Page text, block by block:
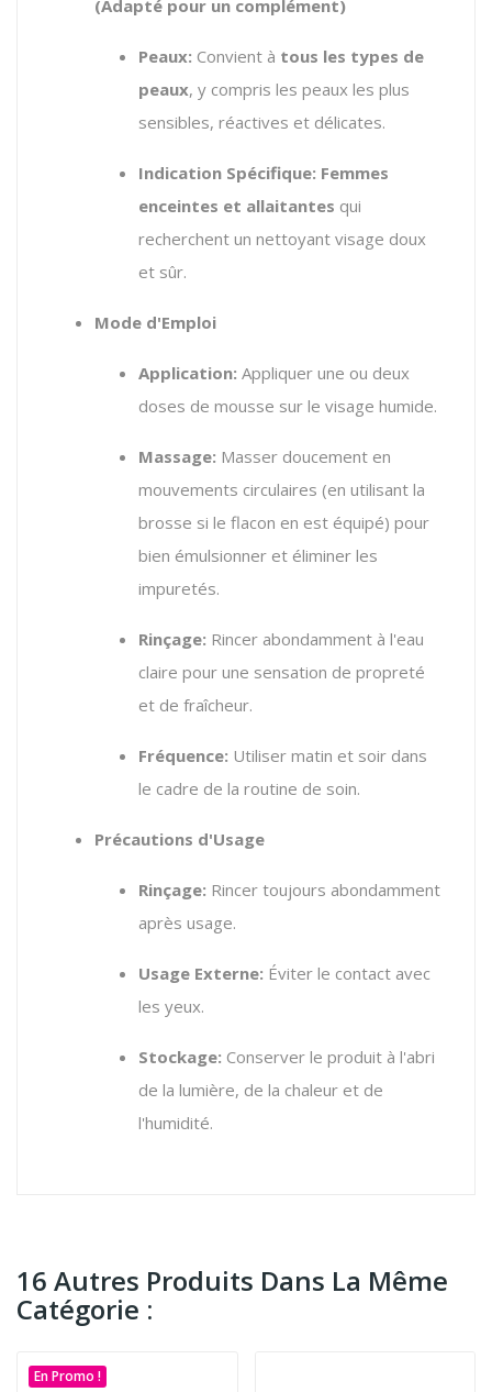
(Adapté pour un complément)
Peaux: Convient à tous les types de
peaux, y compris les peaux les plus
sensibles, réactives et délicates.
Indication Spécifique: Femmes
enceintes et allaitantes qui
recherchent un nettoyant visage doux
et sûr.
Mode d'Emploi
Application: Appliquer une ou deux
doses de mousse sur le visage humide.
Massage: Masser doucement en
mouvements circulaires (en utilisant la
brosse si le flacon en est équipé) pour
bien émulsionner et éliminer les
impuretés.
Rinçage: Rincer abondamment à l'eau
claire pour une sensation de propreté
et de fraîcheur.
Fréquence: Utiliser matin et soir dans
le cadre de la routine de soin.
Précautions d'Usage
Rinçage: Rincer toujours abondamment
après usage.
Usage Externe: Éviter le contact avec
les yeux.
Stockage: Conserver le produit à l'abri
de la lumière, de la chaleur et de
l'humidité.
16 Autres Produits Dans La Même
Catégorie :
En Promo !